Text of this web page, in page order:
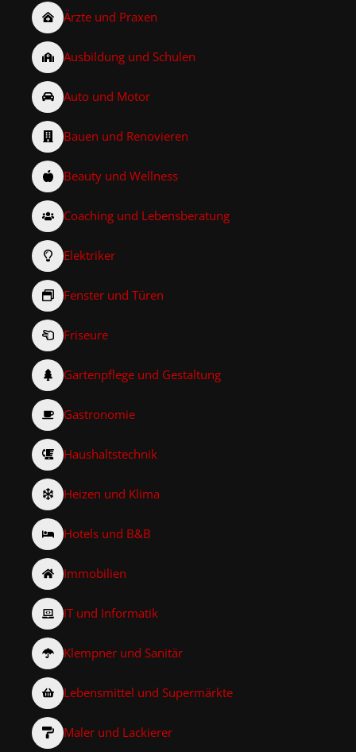
Ärzte und Praxen
Ausbildung und Schulen
Auto und Motor
Bauen und Renovieren
Beauty und Wellness
Coaching und Lebensberatung
Elektriker
Fenster und Türen
Friseure
Gartenpflege und Gestaltung
Gastronomie
Haushaltstechnik
Heizen und Klima
Hotels und B&B
Immobilien
IT und Informatik
Klempner und Sanitär
Lebensmittel und Supermärkte
Maler und Lackierer